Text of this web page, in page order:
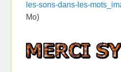
les-sons-dans-les-
Mo)